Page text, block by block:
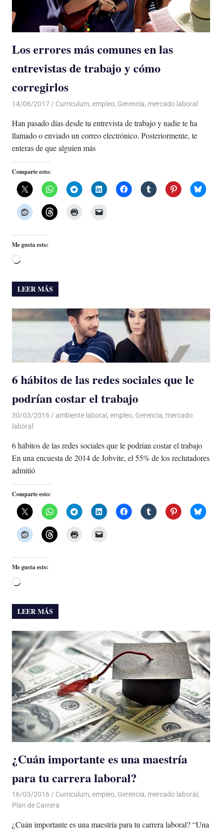
Los errores más comunes en las
entrevistas de trabajo y cómo
corregirlos
14/06/2017 De todo un Poco
Curriculum, empleo, Gerencia, mercado laboral
Han pasado días desde tu entrevista de trabajo y nadie te ha
llamado o enviado un correo electrónico. Posteriormente, te
enteras de que alguien más
Comparte esto:
Me gusta esto:
Cargando...
LEER MÁS
6 hábitos de las redes sociales que le
podrían costar el trabajo
30/03/2016 Luis Castellanos
ambiente laboral , empleo, Gerencia, mercado
laboral
6 hábitos de las redes sociales que le podrían costar el trabajo
En una en­cues­ta de 2014 de Job­vi­te, el 55% de los re­clu­ta­do­res
ad­mi­tió
Comparte esto:
Me gusta esto:
Cargando...
LEER MÁS
¿Cuán importante es una maestría
para tu carrera laboral?
16/03/2016 Luis Castellanos
Curriculum, empleo, Gerencia, mercado laboral ,
Plan de Carrera
¿Cuán importante es una maestría para tu carrera laboral? “Una